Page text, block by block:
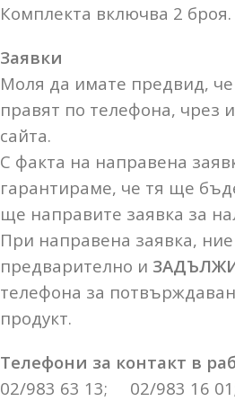
Комплекта включва 2 броя.
Заявки
Моля да имате предвид, че
правят по телефона, чрез
сайта.
С факта на направена
гарантираме, че тя ще
ще направите заявка за
При направена заявка,
предварително и
телефона за
продукт.
Телефони за контакт в
02/983 63 13; 02/983 16